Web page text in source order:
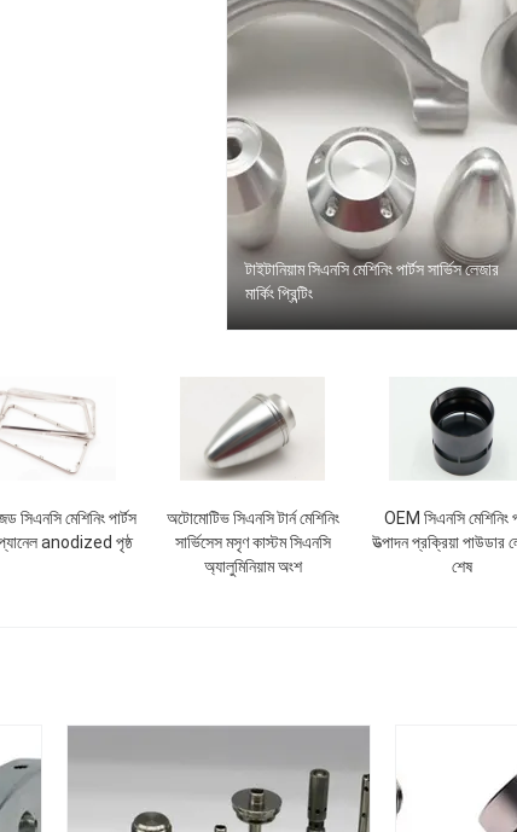
টাইটানিয়াম সিএনসি মেশিনিং পার্টস সার্ভিস লেজার
মার্কিং প্রিন্টিং
সিএনসি মেশিনিং পার্টস
anodized পৃষ্ঠ
অটোমোটিভ সিএনসি টার্ন মেশিনিং
সার্ভিসেস মসৃণ কাস্টম সিএনসি
অ্যালুমিনিয়াম অংশ
OEM সিএনসি মেশিনিং
উত্পাদন প্রক্রিয়া পাউডার
শেষ